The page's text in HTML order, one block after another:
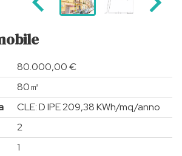
80.000,00 €
80㎡
CLE: D IPE 209,38 KWh/mq/anno
2
1